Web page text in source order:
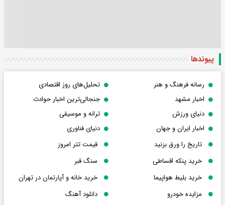
پیوندها
رسانه فرهنگ و هنر
تحلیل‌های روز اقتصادی
اخبار مشهد
جنجالی‌ترین اخبار حوادث
دنیای ورزش
ترانه و موسیقی
اخبار ایران و جهان
دنیای فناوری
تاریخ را ورق بزنید
قیمت تتر امروز
خرید پنکه اقساطی
سنگ قبر
خرید بلیط هواپیما
خرید خانه و آپارتمان در تهران
مزایده خودرو
دانلود آهنگ